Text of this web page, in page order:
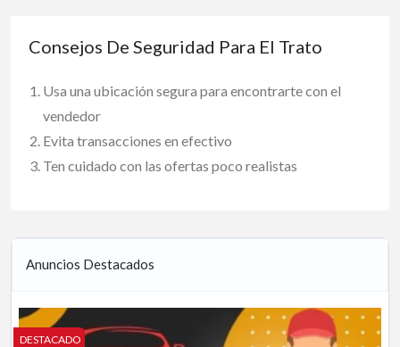
Consejos De Seguridad Para El Trato
Usa una ubicación segura para encontrarte con el
vendedor
Evita transacciones en efectivo
Ten cuidado con las ofertas poco realistas
Anuncios Destacados
DESTACADO